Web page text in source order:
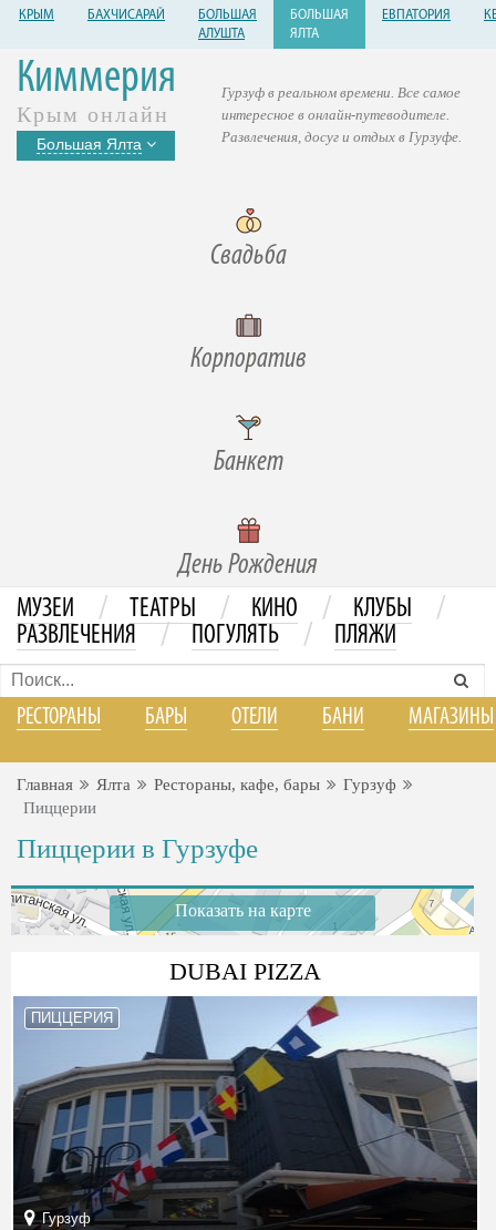
КРЫМ БАХЧИСАРАЙ
БОЛЬШАЯ
АЛУШТА
БОЛЬШАЯ
ЯЛТА
ЕВПАТОРИЯ
Киммерия
Крым онлайн
Большая Ялта
Свадьба
Корпоратив
Банкет
День Рождения
Гурзуф в реальном времени. Все самое
интересное в онлайн-путеводителе.
Развлечения, досуг и отдых в Гурзуфе.
МУЗЕИ / ТЕАТРЫ / КИНО / КЛУБЫ /
РАЗВЛЕЧЕНИЯ / ПОГУЛЯТЬ / ПЛЯЖИ
РЕСТОРАНЫ БАРЫ ОТЕЛИ БАНИ МАГАЗИНЫ
Главная Ялта Рестораны, кафе, бары
Гурзуф
Пиццерии
Пиццерии в Гурзуфе
Показать на карте
DUBAI PIZZA
ПИЦЦЕРИЯ
Гурзуф